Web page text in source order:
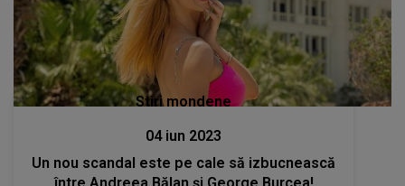
Stiri mondene
04 iun 2023
Un nou scandal este pe cale să izbucnească
între Andreea Bălan și George Burcea!